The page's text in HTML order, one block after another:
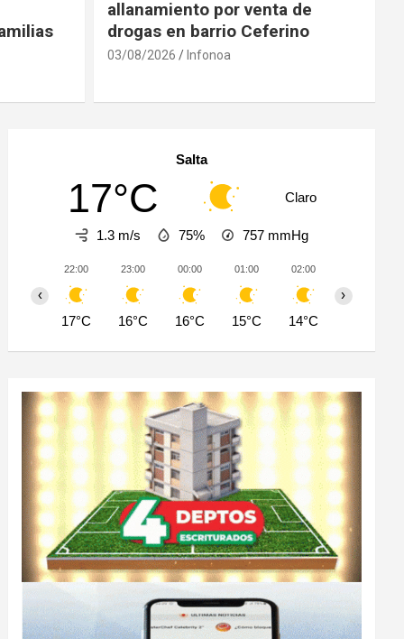
allanamiento por venta de
drogas en barrio Ceferino
03/08/2026 Infonoa
Salta
17°C Claro
1.3 m/s 75% 757 mmHg
22:00
17°C
23:00
16°C
00:00
16°C
01:00
15°C
02:00
14°C
‹ ›